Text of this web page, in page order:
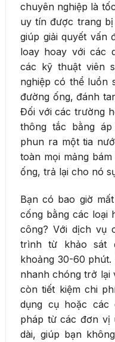
chuyên nghiệp là
uy tín được trang
giúp giải quyết vấn
loay hoay với các
các kỹ thuật viên
nghiệp có thể luồn
đường ống, đánh
Đối với các trường
thông tắc bằng
phun ra một tia
toàn mọi mảng
ống, trả lại cho nó
Bạn có bao giờ
cống bằng các loại
công? Với dịch vụ
trình từ khảo sát
khoảng 30-60
nhanh chóng trở lại
còn tiết kiệm chi
dụng cụ hoặc các
pháp từ các đơn vị
dài, giúp bạn